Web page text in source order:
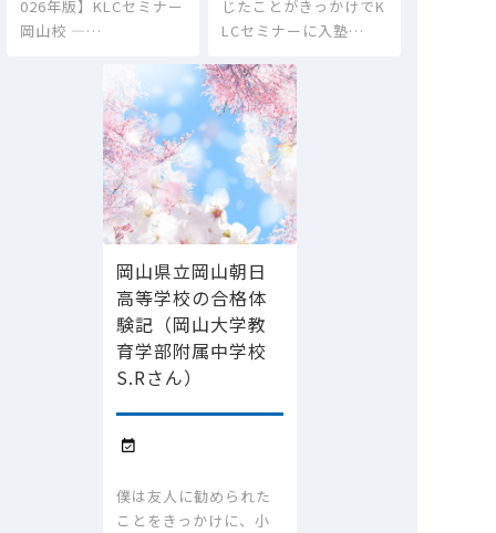
026年版】KLCセミナー
岡山校 ―…
じたことがきっかけでK
LCセミナーに入塾…
岡山県立岡山朝日
高等学校の合格体
験記（岡山大学教
育学部附属中学校
S.Rさん）

僕は友人に勧められた
ことをきっかけに、小